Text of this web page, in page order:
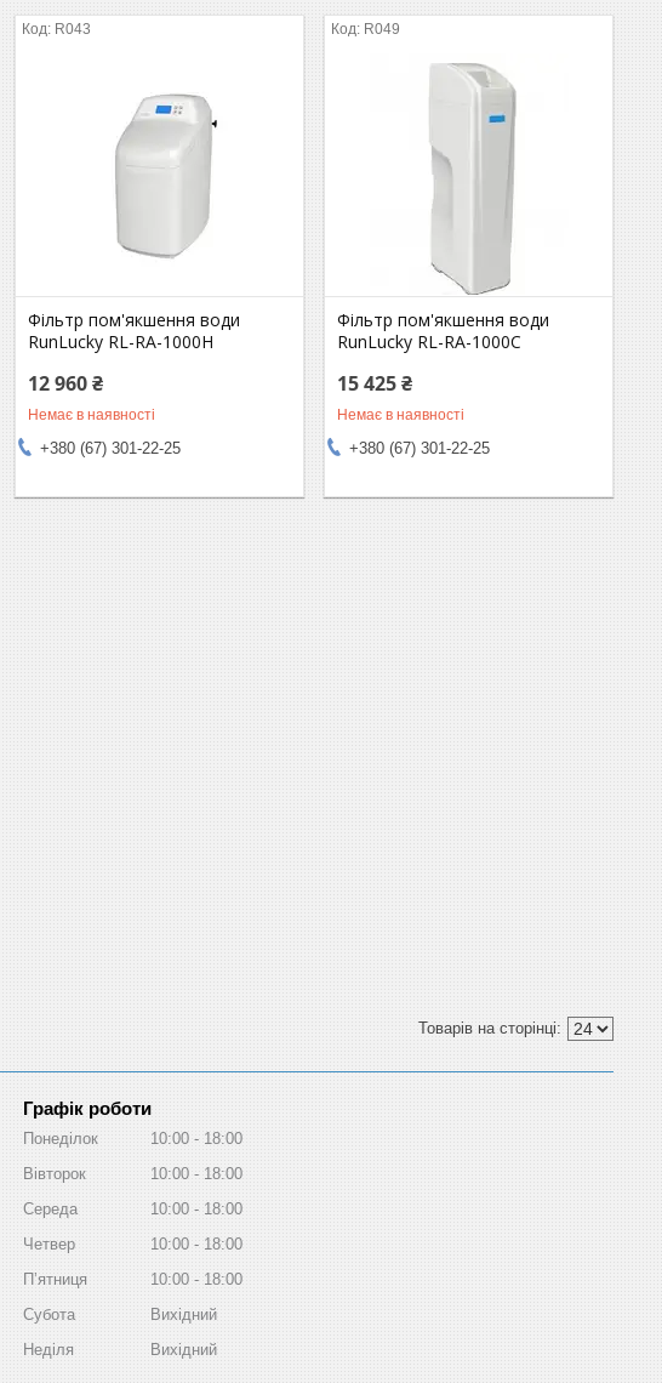
R043
Фільтр пом'якшення води
RunLucky RL-RA-1000Н
12 960 ₴
Немає в наявності
+380 (67) 301-22-25
R049
Фільтр пом'якшення води
RunLucky RL-RA-1000С
15 425 ₴
Немає в наявності
+380 (67) 301-22-25
Графік роботи
Понеділок 10:00
18:00
Вівторок
10:00
18:00
Середа
10:00
18:00
Четвер
10:00
18:00
Пʼятниця
10:00
18:00
Субота
Вихідний
Неділя
Вихідний